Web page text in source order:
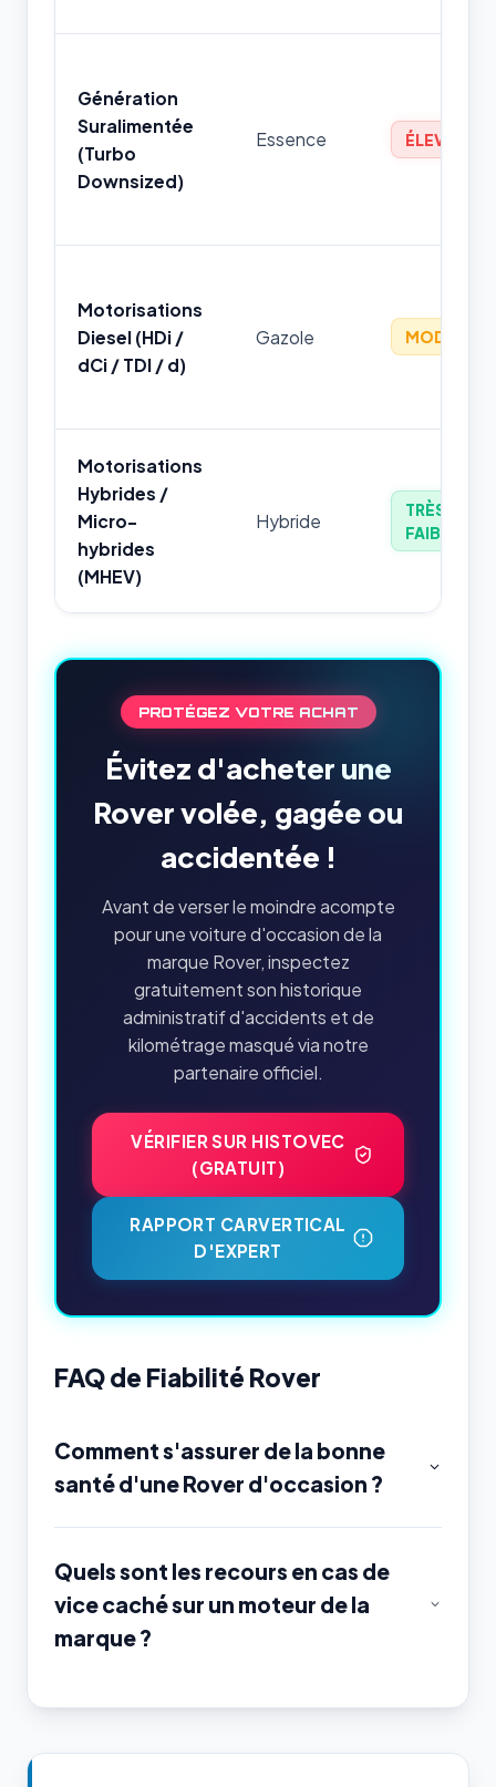
Génération
Suralimentée
(Turbo
Downsized)
Essence ÉLEVÉ
Motorisations
Diesel (HDi /
dCi / TDI / d)
Gazole MODÉRÉ
Motorisations
Hybrides /
Micro-
hybrides
(MHEV)
Hybride
TRÈS
FAIBLE
PROTÉGEZ VOTRE ACHAT
Évitez d'acheter une
Rover volée, gagée ou
accidentée !
Avant de verser le moindre acompte
pour une voiture d'occasion de la
marque Rover, inspectez
gratuitement son historique
administratif d'accidents et de
kilométrage masqué via notre
partenaire officiel.
VÉRIFIER SUR HISTOVEC
(GRATUIT)
RAPPORT CARVERTICAL
D'EXPERT
FAQ de Fiabilité Rover
Comment s'assurer de la bonne
santé d'une Rover d'occasion ?
Quels sont les recours en cas de
vice caché sur un moteur de la
marque ?